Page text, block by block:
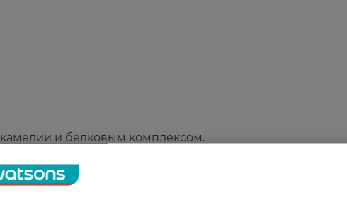
и белковым комплексом.
длине, оставьте на 2 минуты, затем тщательно смойте.